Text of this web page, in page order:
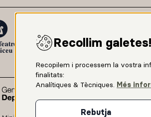
Recollim galetes!
Recopilem i processem la vostra
finalitats:
Analítiques & Tècniques. Més
Rebutja